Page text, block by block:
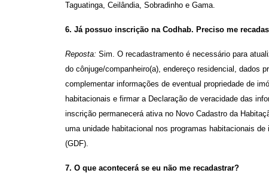
Taguatinga, Ceilândia, Sobradinho e Gama.
6. Já possuo inscrição na Codhab. Preciso me
Reposta: Sim. O recadastramento é necessário para
do cônjuge/companheiro(a), endereço residencial, dados
complementar informações de eventual propriedade de
habitacionais e firmar a Declaração de veracidade das
inscrição permanecerá ativa no Novo Cadastro da
uma unidade habitacional nos programas habitacionais
(GDF).
7. O que acontecerá se eu não me recadastrar?